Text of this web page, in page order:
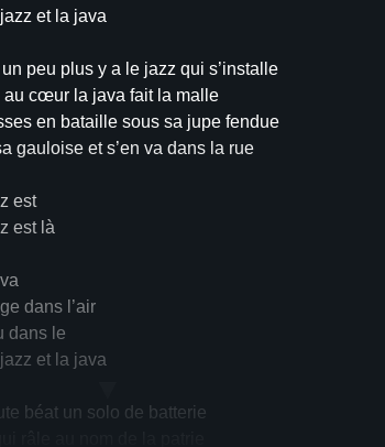
et la java
peu plus y a le jazz qui s’installe
au cœur la java fait la malle
en bataille sous sa jupe fendue
gauloise et s’en va dans la rue
est
est là
dans l’air
dans le
et la java
béat un solo de batterie